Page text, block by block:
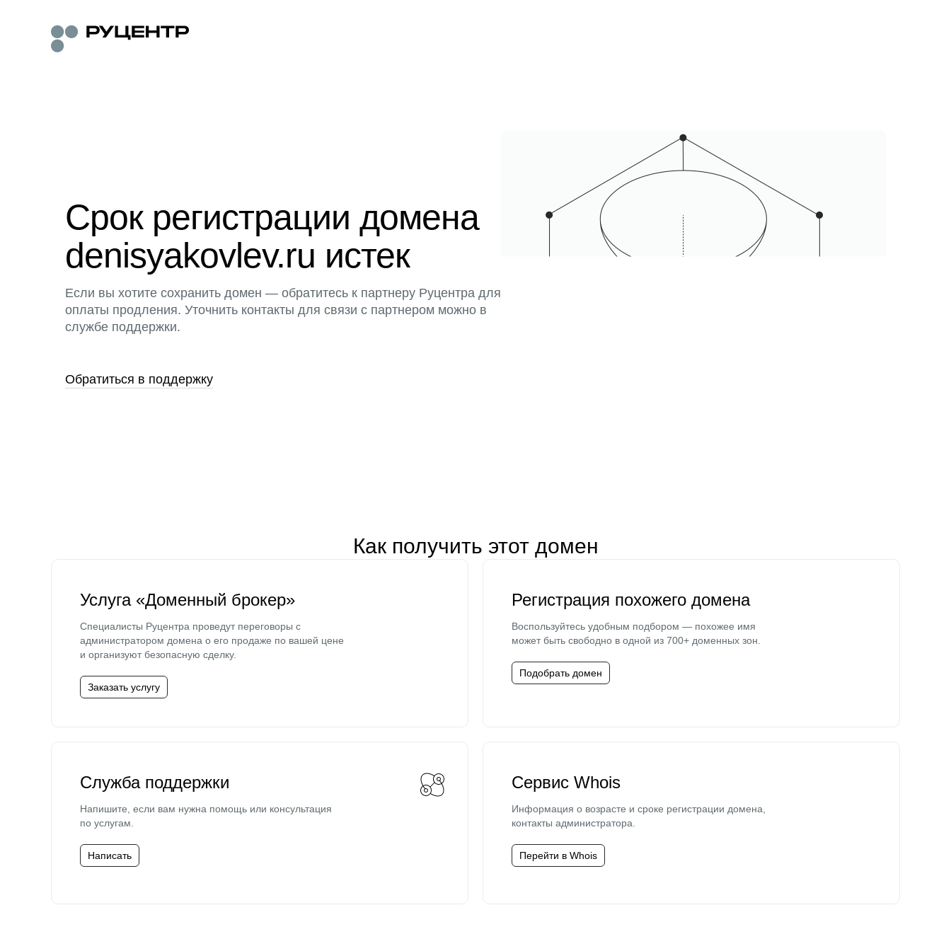
Срок регистрации домена
denisyakovlev.ru истек
Если вы хотите сохранить домен — обратитесь к партнеру Руцентра для
оплаты продления. Уточнить контакты для связи с партнером можно в
службе поддержки.
Обратиться в поддержку
Как получить этот домен
Услуга «Доменный брокер»
Специалисты Руцентра проведут переговоры с
администратором домена о его продаже по вашей цене
и организуют безопасную сделку.
Заказать услугу
Регистрация похожего домена
Воспользуйтесь удобным подбором — похожее имя
может быть свободно в одной из 700+ доменных зон.
Подобрать домен
Служба поддержки
Напишите, если вам нужна помощь или консультация
по услугам.
Написать
Сервис Whois
Информация о возрасте и сроке регистрации домена,
контакты администратора.
Перейти в Whois